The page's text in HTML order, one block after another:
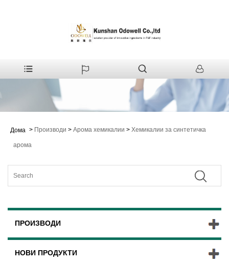
Дома > Производи > Арома хемикалии > Хемикалии за синтетичка
арома
ПРОИЗВОДИ
НОВИ ПРОДУКТИ